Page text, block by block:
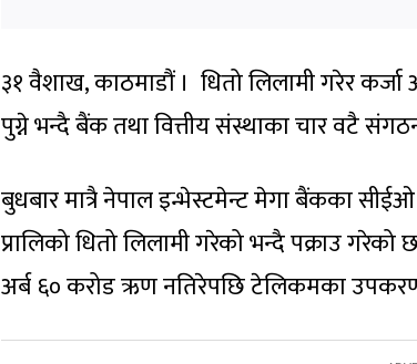
३१ वैशाख, काठमाडौं । धितो लिलामी गरेर
पुग्ने भन्दै बैंक तथा वित्तीय संस्थाका चार वटै
बुधबार मात्रै नेपाल इन्भेस्टमेन्ट मेगा बैंकका
प्रालिको धितो लिलामी गरेको भन्दै पक्राउ
अर्ब ६० करोड ऋण नतिरेपछि टेलिकमका